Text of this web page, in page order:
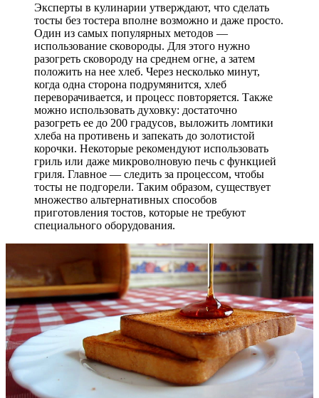
Эксперты в кулинарии утверждают, что сделать
тосты без тостера вполне возможно и даже просто.
Один из самых популярных методов —
использование сковороды. Для этого нужно
разогреть сковороду на среднем огне, а затем
положить на нее хлеб. Через несколько минут,
когда одна сторона подрумянится, хлеб
переворачивается, и процесс повторяется. Также
можно использовать духовку: достаточно
разогреть ее до 200 градусов, выложить ломтики
хлеба на противень и запекать до золотистой
корочки. Некоторые рекомендуют использовать
гриль или даже микроволновую печь с функцией
гриля. Главное — следить за процессом, чтобы
тосты не подгорели. Таким образом, существует
множество альтернативных способов
приготовления тостов, которые не требуют
специального оборудования.